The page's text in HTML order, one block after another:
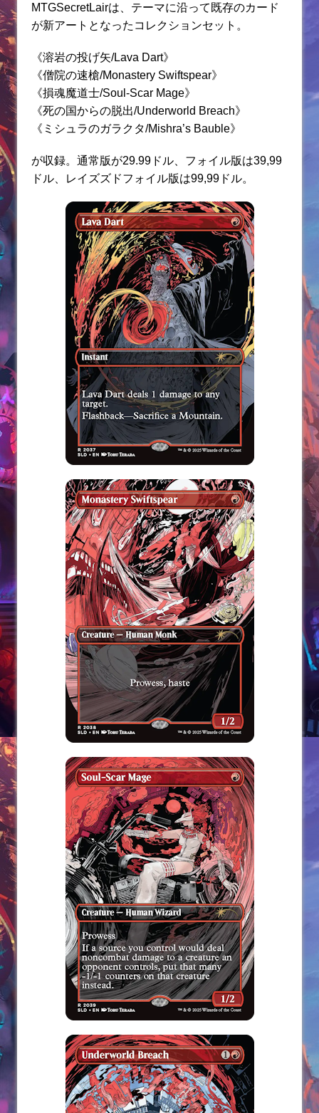
MTGSecretLairは、テーマに沿って既存のカード
が新アートとなったコレクションセット。
《溶岩の投げ矢/Lava Dart》
《僧院の速槍/Monastery Swiftspear》
《損魂魔道士/Soul-Scar Mage》
《死の国からの脱出/Underworld Breach》
《ミシュラのガラクタ/Mishra’s Bauble》
が収録。通常版が29.99ドル、フォイル版は39,99
ドル、レイズズドフォイル版は99,99ドル。